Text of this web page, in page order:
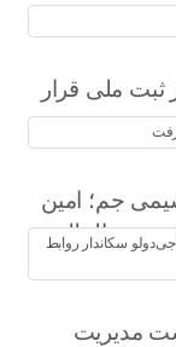
مسیر ثبت ملی قرار
جم؛ امین
بین‌الملل
مدیریت